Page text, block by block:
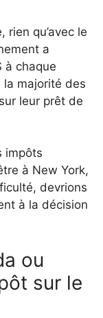
qu’avec le
a
à chaque
majorité des
leur prêt de
impôts
à New York,
devrions
à la décision
ou
sur le